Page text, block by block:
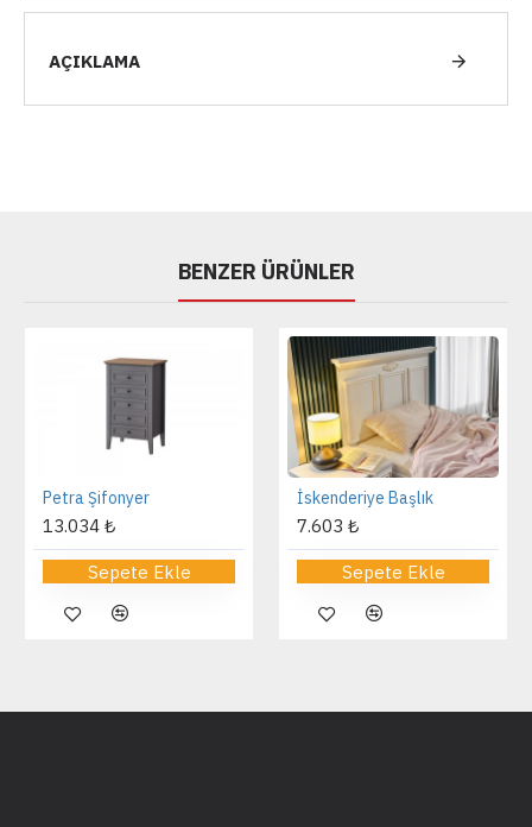
AÇIKLAMA
BENZER ÜRÜNLER
Petra Şifonyer
13.034 ₺
Sepete Ekle
İskenderiye Başlık
7.603 ₺
Sepete Ekle